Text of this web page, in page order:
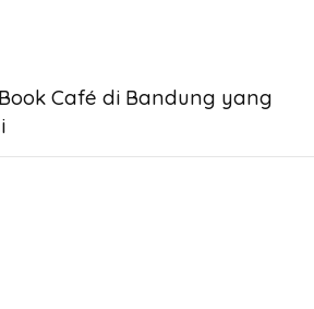
Café di Bandung yang